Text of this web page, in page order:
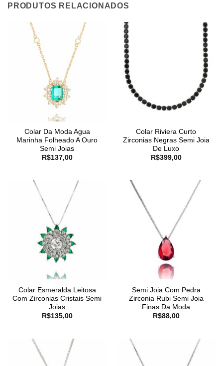
PRODUTOS RELACIONADOS
Colar Da Moda Agua
Marinha Folheado A Ouro
Semi Joias
R$137,00
Colar Riviera Curto
Zirconias Negras Semi Joia
De Luxo
R$399,00
Colar Esmeralda Leitosa
Com Zirconias Cristais Semi
Joias
R$135,00
Semi Joia Com Pedra
Zirconia Rubi Semi Joia
Finas Da Moda
R$88,00